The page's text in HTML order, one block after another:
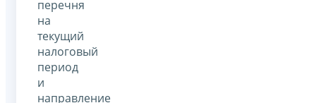
перечня
на
текущий
налоговый
период
и
направление